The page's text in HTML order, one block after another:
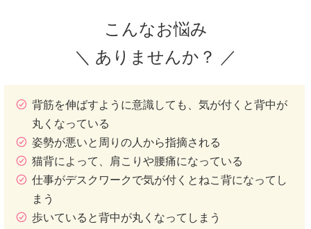
こんなお悩み
＼ ありませんか？ ／
背筋を伸ばすように意識しても、気が付くと背中が
丸くなっている
姿勢が悪いと周りの人から指摘される
猫背によって、肩こりや腰痛になっている
仕事がデスクワークで気が付くとねこ背になってし
まう
歩いていると背中が丸くなってしまう